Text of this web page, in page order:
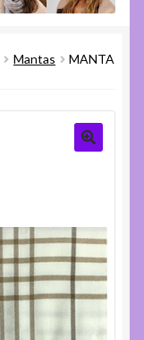
menú
menú
menú
hijo
Mantas
MANTA